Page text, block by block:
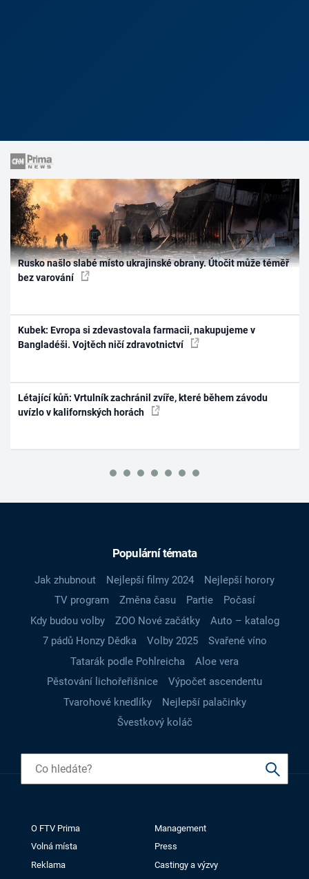
Rusko našlo slabé místo ukrajinské obrany. Útočit může téměř
bez varování
Kubek: Evropa si zdevastovala farmacii, nakupujeme v
Bangladéši. Vojtěch ničí zdravotnictví
Létající kůň: Vrtulník zachránil zvíře, které během závodu
uvízlo v kalifornských horách
Populární témata
Jak zhubnout Nejlepší filmy 2024
Nejlepší horory
TV program
Změna času Partie
Počasí
Kdy budou volby
ZOO Nové začátky
Auto – katalog
7 pádů Honzy Dědka
Volby 2025
Svařené víno
Tatarák podle Pohlreicha
Aloe vera
Pěstování lichořeřišnice
Výpočet ascendentu
Tvarohové knedlíky
Nejlepší palačinky
Švestkový koláč
O FTV Prima
Management
Volná místa
Press
Reklama
Castingy a výzvy